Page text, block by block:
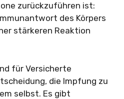
zurückzuführen ist:
des Körpers
stärkeren Reaktion
für Versicherte
die Impfung zu
selbst. Es gibt